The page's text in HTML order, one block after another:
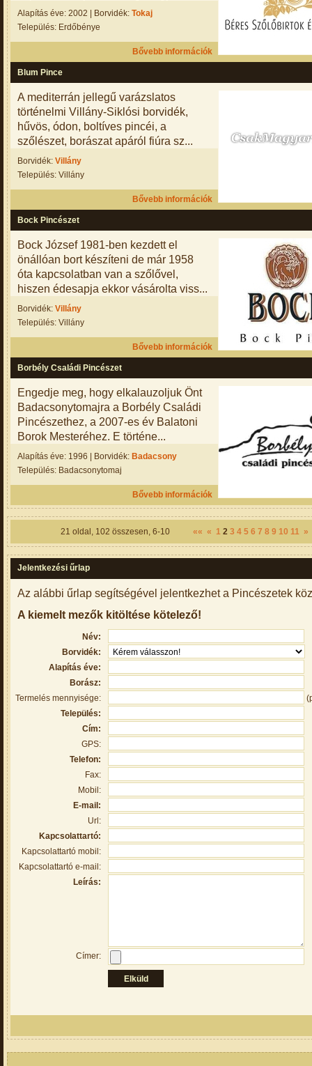
Alapítás éve: 2002 | Borvidék: Tokaj
Település: Erdőbénye
Bővebb információk
Blum Pince
Borvidék: Villány
Település: Villány
A mediterrán jellegű varázslatos
történelmi Villány-Siklósi borvidék,
hűvös, ódon, boltíves pincéi, a
szőlészet, borászat apáról fiúra sz...
Bővebb információk
Bock Pincészet
Borvidék: Villány
Település: Villány
Bock József 1981-ben kezdett el
önállóan bort készíteni de már 1958
óta kapcsolatban van a szőlővel,
hiszen édesapja ekkor vásárolta viss...
Bővebb információk
Borbély Családi Pincészet
Alapítás éve: 1996 | Borvidék: Badacsony
Település: Badacsonytomaj
Engedje meg, hogy elkalauzoljuk Önt
Badacsonytomajra a Borbély Családi
Pincészethez, a 2007-es év Balatoni
Borok Mesteréhez. E történe...
Bővebb információk
21 oldal, 102 összesen, 6-10 «« « 1 2 3 4 5 6 7 8 9 10 11 »
Jelentkezési űrlap
Az alábbi űrlap segítségével jelentkezhet a Pincészetek
A kiemelt mezők kitöltése kötelező!
Név:
Borvidék:
Alapítás éve:
Borász:
Termelés mennyisége:
Település:
Cím:
GPS:
Telefon:
Fax:
Mobil:
E-mail:
Url:
Kapcsolattartó:
Kapcsolattartó mobil:
Kapcsolattartó e-mail:
Leírás:
Címer: